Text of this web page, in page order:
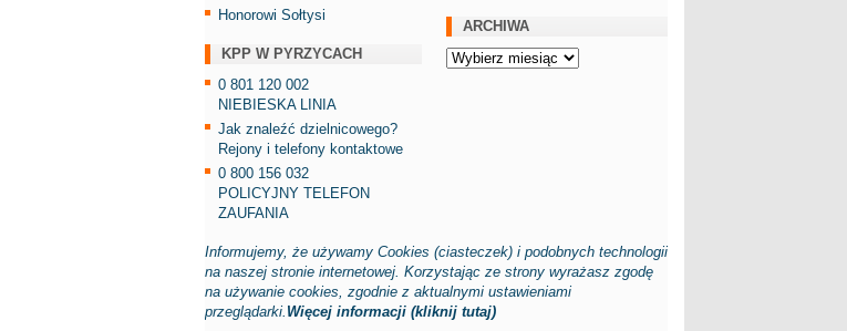
Honorowi Sołtysi
KPP W PYRZYCACH
0 801 120 002
NIEBIESKA LINIA
Jak znaleźć dzielnicowego?
Rejony i telefony kontaktowe
0 800 156 032
POLICYJNY TELEFON
ZAUFANIA
ARCHIWA
Archiwa
Informujemy, że używamy Cookies (ciasteczek) i podobnych technologii
na naszej stronie internetowej. Korzystając ze strony wyrażasz zgodę
na używanie cookies, zgodnie z aktualnymi ustawieniami
przeglądarki. Więcej informacji (kliknij tutaj)